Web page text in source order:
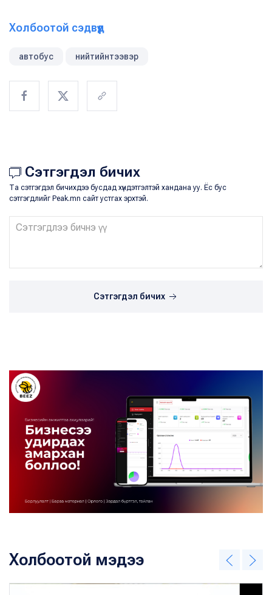
Холбоотой сэдвүүд
автобус нийтийнтээвэр
Сэтгэгдэл бичих
Та сэтгэгдэл бичихдээ бусдад хүндэтгэлтэй хандана уу. Ёс бус
сэтгэгдлийг Peak.mn сайт устгах эрхтэй.
Сэтгэгдэл бичих
Холбоотой мэдээ